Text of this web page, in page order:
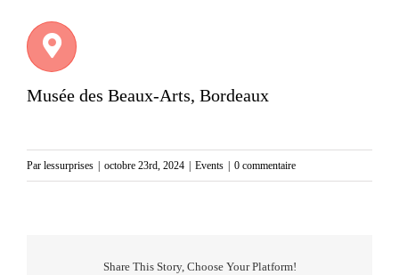
Musée des Beaux-Arts, Bordeaux
Par lessurprises | octobre 23rd, 2024 | Events | 0 commentaire
Share This Story, Choose Your Platform!